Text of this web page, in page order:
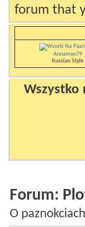
forum that
Annamon79
Russian Style
Wszystko
Forum:
O